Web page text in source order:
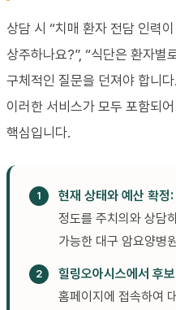
상담 시 “치매 환자 전담 인력
상주하나요?”, “식단은 환자별
구체적인 질문을 던져야 합니
이러한 서비스가 모두 포함되
핵심입니다.
현재 상태와 예산 확정:
정도를 주치의와 상담
가능한 대구 암요양병
힐링오아시스에서 후
홈페이지에 접속하여